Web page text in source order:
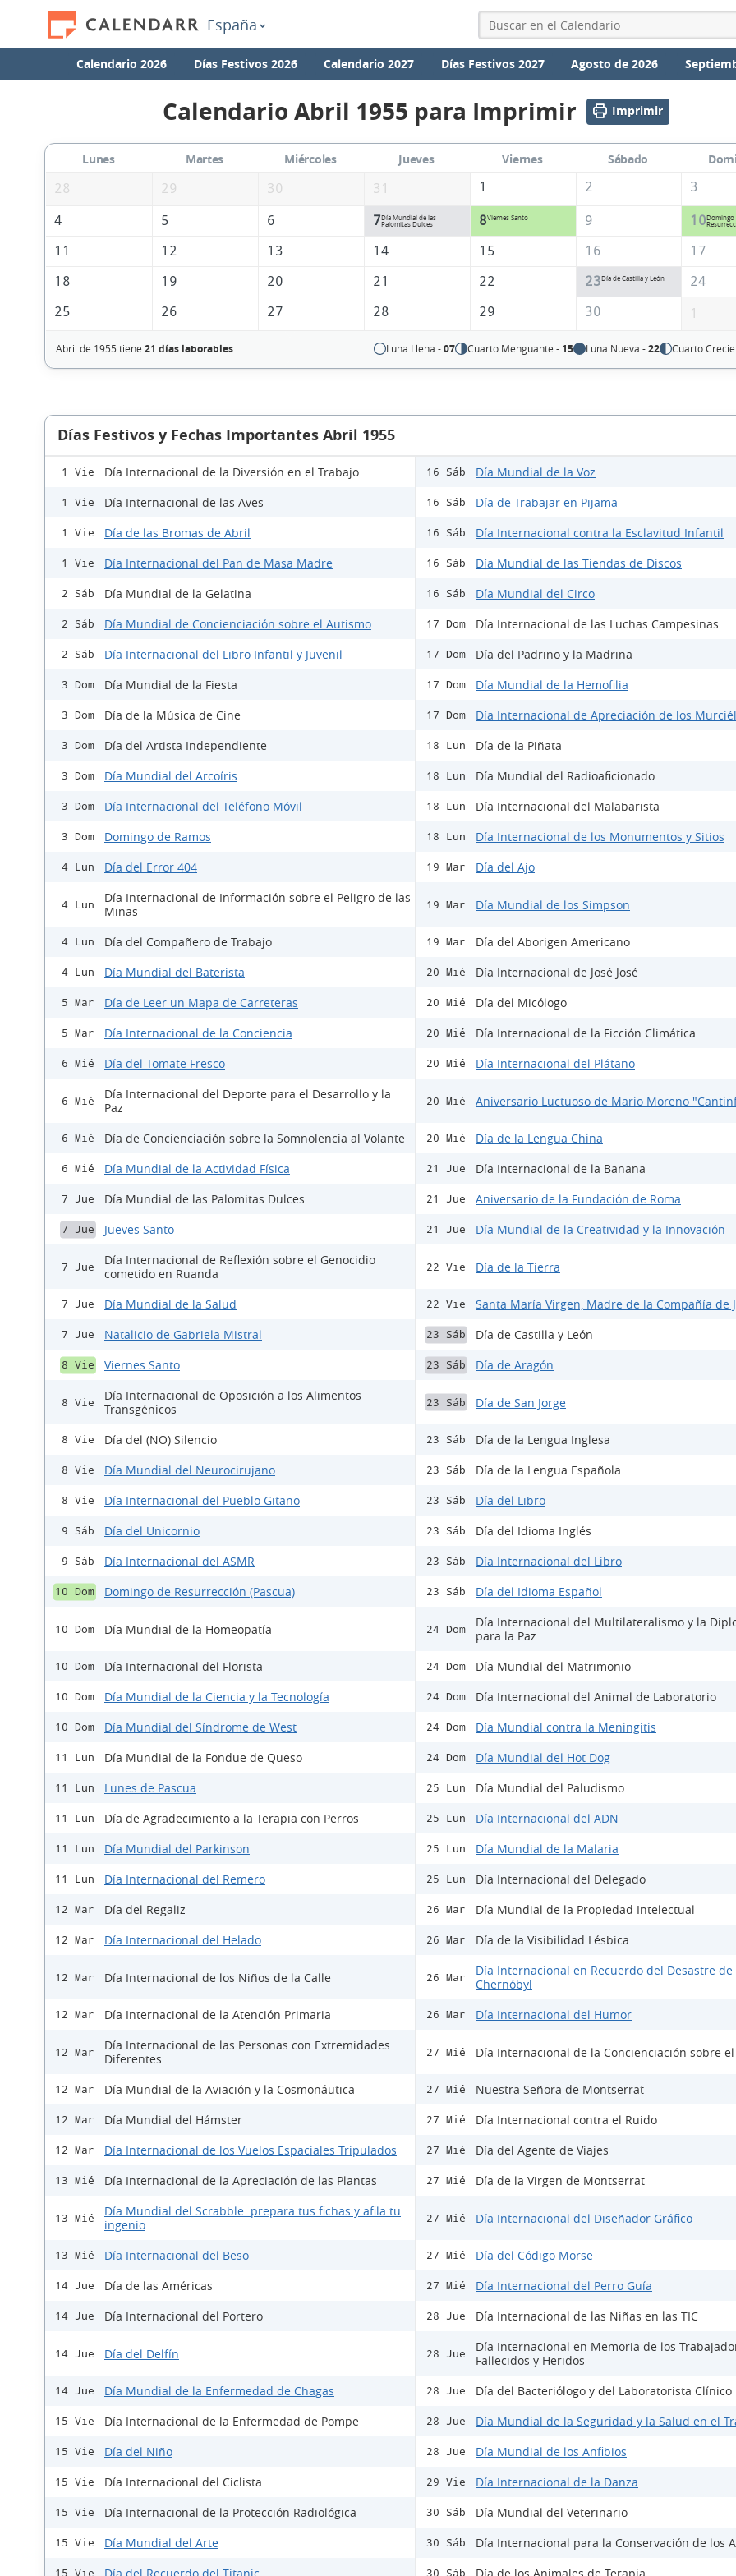
España
Calendario 2026 Días Festivos 2026 Calendario 2027 Días Festivos 2027 Agosto de 2026
Calendario Abril 1955 para Imprimir Imprimir
Lunes Martes Miércoles Jueves Viernes Sábado
28
29 30 31 1 2 3
4 5 6 7Día Mundial de las
Palomitas Dulces
8Viernes Santo 9 10Domingo
11 12 13 14 15 16
17
18
19 20 21 22 23Día de Castilla y León
24
25
26 27 28 29 30 1
Abril de 1955 tiene 21 días laborables. Luna Llena -07 Cuarto Menguante - 15 Luna Nueva -22 Cuarto
Días Festivos y Fechas Importantes Abril 1955
1 Vie Día Internacional de la Diversión en el Trabajo
1 Vie Día Internacional de las Aves
1 Vie Día de las Bromas de Abril
1 Vie Día Internacional del Pan de Masa Madre
2 Sáb Día Mundial de la Gelatina
2 Sáb Día Mundial de Concienciación sobre el Autismo
2 Sáb Día Internacional del Libro Infantil y Juvenil
3 Dom Día Mundial de la Fiesta
3 Dom Día de la Música de Cine
3 Dom Día del Artista Independiente
3 Dom Día Mundial del Arcoíris
3 Dom Día Internacional del Teléfono Móvil
3 Dom Domingo de Ramos
4 Lun Día del Error 404
4 Lun
Día Internacional de Información sobre el Peligro de las
Minas
4 Lun Día del Compañero de Trabajo
4 Lun Día Mundial del Baterista
5 Mar Día de Leer un Mapa de Carreteras
5 Mar Día Internacional de la Conciencia
6 Mié Día del Tomate Fresco
6 Mié
Día Internacional del Deporte para el Desarrollo y la
Paz
6 Mié Día de Concienciación sobre la Somnolencia al Volante
6 Mié Día Mundial de la Actividad Física
7 Jue Día Mundial de las Palomitas Dulces
7 Jue Jueves Santo
7 Jue
Día Internacional de Reflexión sobre el Genocidio
cometido en Ruanda
7 Jue Día Mundial de la Salud
7 Jue Natalicio de Gabriela Mistral
8 Vie Viernes Santo
8 Vie
Día Internacional de Oposición a los Alimentos
Transgénicos
8 Vie Día del (NO) Silencio
8 Vie Día Mundial del Neurocirujano
8 Vie Día Internacional del Pueblo Gitano
9 Sáb Día del Unicornio
9 Sáb Día Internacional del ASMR
10 Dom Domingo de Resurrección (Pascua)
10 Dom Día Mundial de la Homeopatía
10 Dom Día Internacional del Florista
10 Dom Día Mundial de la Ciencia y la Tecnología
10 Dom Día Mundial del Síndrome de West
11 Lun Día Mundial de la Fondue de Queso
11 Lun Lunes de Pascua
11 Lun Día de Agradecimiento a la Terapia con Perros
11 Lun Día Mundial del Parkinson
11 Lun Día Internacional del Remero
12 Mar Día del Regaliz
12 Mar Día Internacional del Helado
12 Mar Día Internacional de los Niños de la Calle
12 Mar Día Internacional de la Atención Primaria
12 Mar
Día Internacional de las Personas con Extremidades
Diferentes
12 Mar Día Mundial de la Aviación y la Cosmonáutica
12 Mar Día Mundial del Hámster
12 Mar Día Internacional de los Vuelos Espaciales Tripulados
13 Mié Día Internacional de la Apreciación de las Plantas
13 Mié
Día Mundial del Scrabble: prepara tus fichas y afila tu
ingenio
13 Mié Día Internacional del Beso
14 Jue Día de las Américas
14 Jue Día Internacional del Portero
14 Jue Día del Delfín
14 Jue Día Mundial de la Enfermedad de Chagas
15 Vie Día Internacional de la Enfermedad de Pompe
15 Vie Día del Niño
15 Vie Día Internacional del Ciclista
15 Vie Día Internacional de la Protección Radiológica
15 Vie Día Mundial del Arte
15 Vie
16 Sáb Día Mundial de la Voz
16 Sáb Día de Trabajar en Pijama
16 Sáb Día Internacional contra la Esclavitud Infantil
16 Sáb Día Mundial de las Tiendas de Discos
16 Sáb Día Mundial del Circo
17 Dom Día Internacional de las Luchas Campesinas
17 Dom Día del Padrino y la Madrina
17 Dom Día Mundial de la Hemofilia
17 Dom Día Internacional de Apreciación de los
18 Lun Día de la Piñata
18 Lun Día Mundial del Radioaficionado
18 Lun Día Internacional del Malabarista
18 Lun Día Internacional de los Monumentos y Sitios
19 Mar Día del Ajo
19 Mar Día Mundial de los Simpson
19 Mar Día del Aborigen Americano
20 Mié Día Internacional de José José
20 Mié Día del Micólogo
20 Mié Día Internacional de la Ficción Climática
20 Mié Día Internacional del Plátano
20 Mié Aniversario Luctuoso de Mario Moreno
20 Mié Día de la Lengua China
21 Jue Día Internacional de la Banana
21 Jue Aniversario de la Fundación de Roma
21 Jue Día Mundial de la Creatividad y la Innovación
22 Vie Día de la Tierra
22 Vie Santa María Virgen, Madre de la Compañía de
23 Sáb Día de Castilla y León
23 Sáb Día de Aragón
23 Sáb Día de San Jorge
23 Sáb Día de la Lengua Inglesa
23 Sáb Día de la Lengua Española
23 Sáb Día del Libro
23 Sáb Día del Idioma Inglés
23 Sáb Día Internacional del Libro
23 Sáb Día del Idioma Español
24 Dom
Día Internacional del Multilateralismo y la
para la Paz
24 Dom Día Mundial del Matrimonio
24 Dom Día Internacional del Animal de Laboratorio
24 Dom Día Mundial contra la Meningitis
24 Dom Día Mundial del Hot Dog
25 Lun Día Mundial del Paludismo
25 Lun Día Internacional del ADN
25 Lun Día Mundial de la Malaria
25 Lun Día Internacional del Delegado
26 Mar Día Mundial de la Propiedad Intelectual
26 Mar Día de la Visibilidad Lésbica
26 Mar
Día Internacional en Recuerdo del Desastre de
Chernóbyl
26 Mar Día Internacional del Humor
27 Mié Día Internacional de la Concienciación sobre
27 Mié Nuestra Señora de Montserrat
27 Mié Día Internacional contra el Ruido
27 Mié Día del Agente de Viajes
27 Mié Día de la Virgen de Montserrat
27 Mié Día Internacional del Diseñador Gráfico
27 Mié Día del Código Morse
27 Mié Día Internacional del Perro Guía
28 Jue Día Internacional de las Niñas en las TIC
28 Jue
Día Internacional en Memoria de los
Fallecidos y Heridos
28 Jue Día del Bacteriólogo y del Laboratorista Clínico
28 Jue Día Mundial de la Seguridad y la Salud en el
28 Jue Día Mundial de los Anfibios
29 Vie Día Internacional de la Danza
30 Sáb Día Mundial del Veterinario
30 Sáb Día Internacional para la Conservación de los
30 Sáb